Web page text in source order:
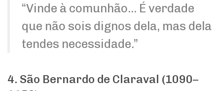
“Vinde à comunhão… É verdade
que não sois dignos dela, mas dela
tendes necessidade.”
4. São Bernardo de Claraval (1090–